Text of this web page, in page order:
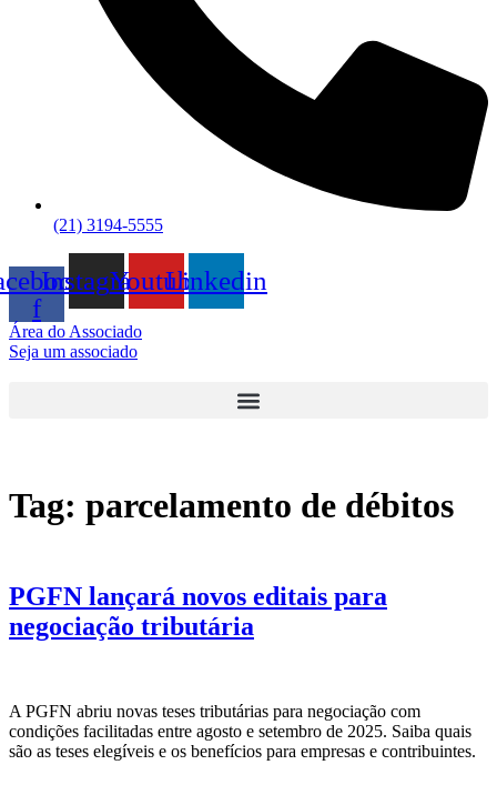
(21) 3194-5555
f
InstagramYoutubeLinkedin
Área do Associado
Seja um associado
Tag: parcelamento de débitos
PGFN lançará novos editais para
negociação tributária
A PGFN abriu novas teses tributárias para negociação com
condições facilitadas entre agosto e setembro de 2025. Saiba quais
são as teses elegíveis e os benefícios para empresas e contribuintes.